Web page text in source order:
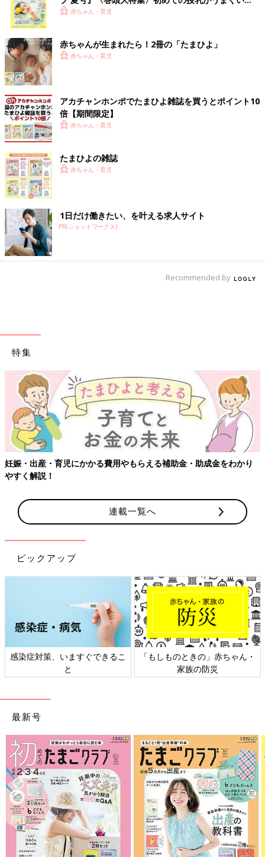
く！ おっぱい・ミルクの基本と夏のトラブル 解決テ
赤ちゃん・育児
赤ちゃんが生まれたら！2冊の「たまひよ」
赤ちゃん・育児
アカチャンホンポでたまひよ雑誌を買うとポイント10
倍【期間限定】
赤ちゃん・育児
たまひよの雑誌
赤ちゃん・育児
1日だけ働きたい、を叶える求人サイト
PR(ショットワークス)
Recommended by
特集
金をわかり 【ワクチン接種できるものも】妊婦の感染症対策、知
連載一覧へ
ピックアップ
」赤ちゃん・
日本外来小児科学会リーフレッ
六星占術 細木か
最新号